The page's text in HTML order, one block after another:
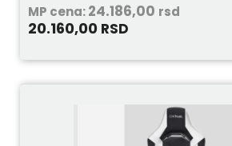
MP cena:24.186,00 rsd
20.160,00 RSD